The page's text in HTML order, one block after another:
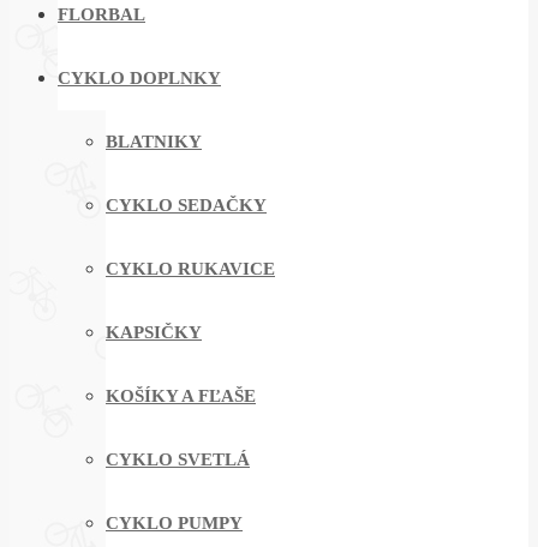
FLORBAL
CYKLO DOPLNKY
BLATNIKY
CYKLO SEDAČKY
CYKLO RUKAVICE
KAPSIČKY
KOŠÍKY A FĽAŠE
CYKLO SVETLÁ
CYKLO PUMPY